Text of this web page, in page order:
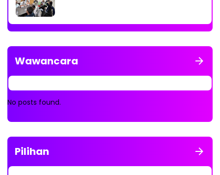
Wawancara
No posts found.
Pilihan